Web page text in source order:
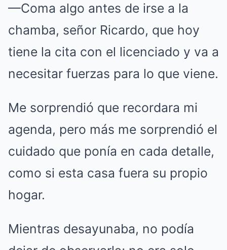
—Coma algo antes de irse a la
chamba, señor Ricardo, que hoy
tiene la cita con el licenciado y va a
necesitar fuerzas para lo que viene.
Me sorprendió que recordara mi
agenda, pero más me sorprendió el
cuidado que ponía en cada detalle,
como si esta casa fuera su propio
hogar.
Mientras desayunaba, no podía